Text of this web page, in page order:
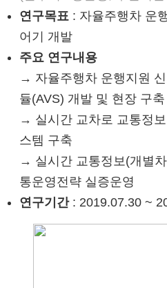
연구목표 : 자율주행차 운
어기 개발
주요 연구내용
→ 자율주행차 운행지원
듈(AVS) 개발 및 현장 구축
→ 실시간 교차로 교통정
스템 구축
→ 실시간 교통정보(개별
통운영전략 실증운영
연구기간: 2019.07.30 ~